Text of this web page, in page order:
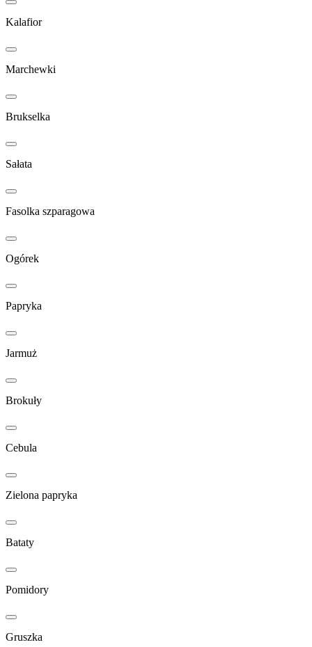
Kalafior
Marchewki
Brukselka
Sałata
Fasolka szparagowa
Ogórek
Papryka
Jarmuż
Brokuły
Cebula
Zielona papryka
Bataty
Pomidory
Gruszka